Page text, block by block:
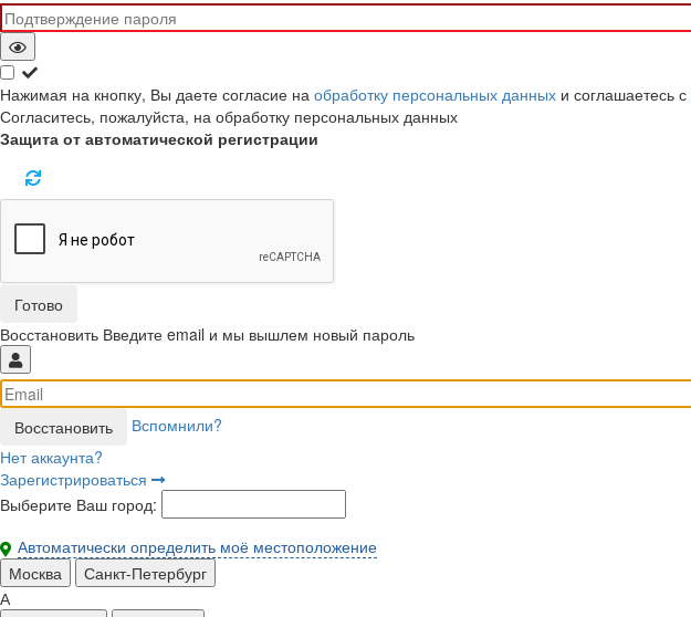
Нажимая на кнопку, Вы даете согласие на обработку персональных данных и соглашаетесь с
Согласитесь, пожалуйста, на обработку персональных данных
Защита от автоматической регистрации
Восстановить Введите email и мы вышлем новый пароль
Вспомнили?
Нет аккаунта?
Зарегистрироваться
Выберите Ваш город:
Автоматически определить моё местоположение
Москва
Санкт-Петербург
А